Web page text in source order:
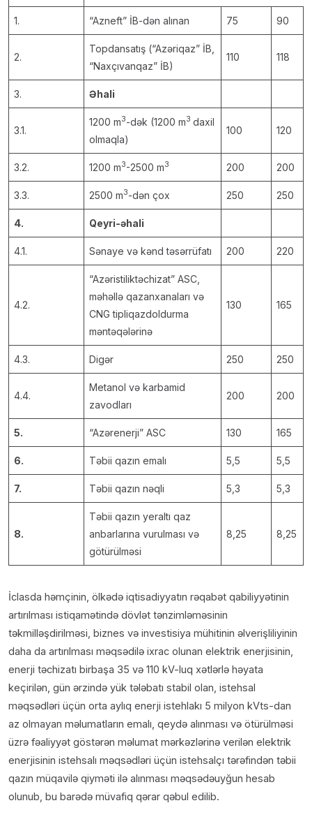
1. “Azneft” İB-dən alınan 75 90
2.
Topdansatış (“Azəriqaz” İB,
“Naxçıvanqaz” İB)
110 118
3. Əhali
3.1.
1200 m3-dək (1200 m3 daxil
olmaqla)
100 120
3.2. 1200 m3-2500 m3 200 200
3.3. 2500 m3-dən çox 250 250
4. Qeyri-əhali
4.1. Sənaye və kənd təsərrüfatı 200 220
4.2.
“Azəristiliktəchizat” ASC,
məhəllə qazanxanaları və
CNG tipliqazdoldurma
məntəqələrinə
130 165
4.3. Digər 250 250
4.4.
Metanol və karbamid
zavodları
200 200
5. “Azərenerji” ASC 130 165
6. Təbii qazın emalı 5,5 5,5
7. Təbii qazın nəqli 5,3 5,3
8.
Təbii qazın yeraltı qaz
anbarlarına vurulması və
götürülməsi
8,25 8,25
İclasda həmçinin, ölkədə iqtisadiyyatın rəqabət qabiliyyətinin
artırılması istiqamətində dövlət tənzimləməsinin
təkmilləşdirilməsi, biznes və investisiya mühitinin əlverişliliyinin
daha da artırılması məqsədilə ixrac olunan elektrik enerjisinin,
enerji təchizatı birbaşa 35 və 110 kV-luq xətlərlə həyata
keçirilən, gün ərzində yük tələbatı stabil olan, istehsal
məqsədləri üçün orta aylıq enerji istehlakı 5 milyon kVts-dan
az olmayan məlumatların emalı, qeydə alınması və ötürülməsi
üzrə fəaliyyət göstərən məlumat mərkəzlərinə verilən elektrik
enerjisinin istehsalı məqsədləri üçün istehsalçı tərəfindən təbii
qazın müqavilə qiyməti ilə alınması məqsədəuyğun hesab
olunub, bu barədə müvafiq qərar qəbul edilib.